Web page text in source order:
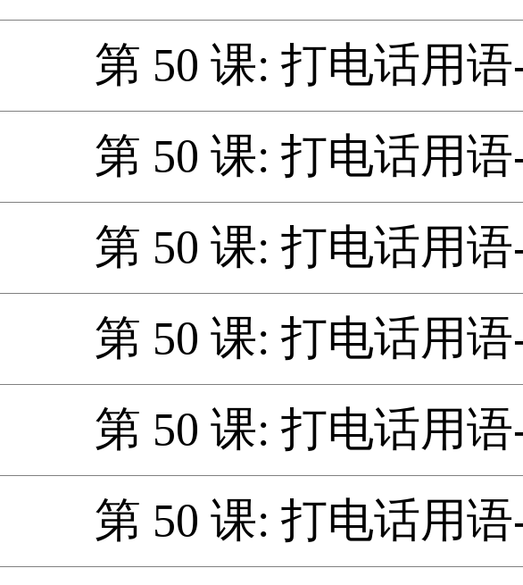
第 50 课: 打电话用语
第 50 课: 打电话用语
第 50 课: 打电话用语
第 50 课: 打电话用语
第 50 课: 打电话用语
第 50 课: 打电话用语